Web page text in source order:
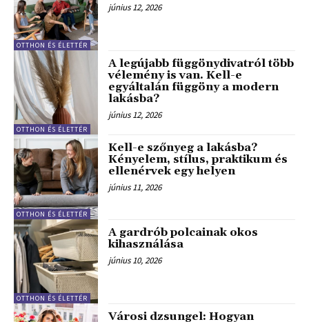
OTTHON ÉS ÉLETTÉR
június 12, 2026
OTTHON ÉS ÉLETTÉR
A legújabb függönydivatról több
vélemény is van. Kell-e
egyáltalán függöny a modern
lakásba?
június 12, 2026
OTTHON ÉS ÉLETTÉR
Kell-e szőnyeg a lakásba?
Kényelem, stílus, praktikum és
ellenérvek egy helyen
június 11, 2026
OTTHON ÉS ÉLETTÉR
A gardrób polcainak okos
kihasználása
június 10, 2026
Városi dzsungel: Hogyan